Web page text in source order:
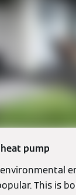
pump
This is